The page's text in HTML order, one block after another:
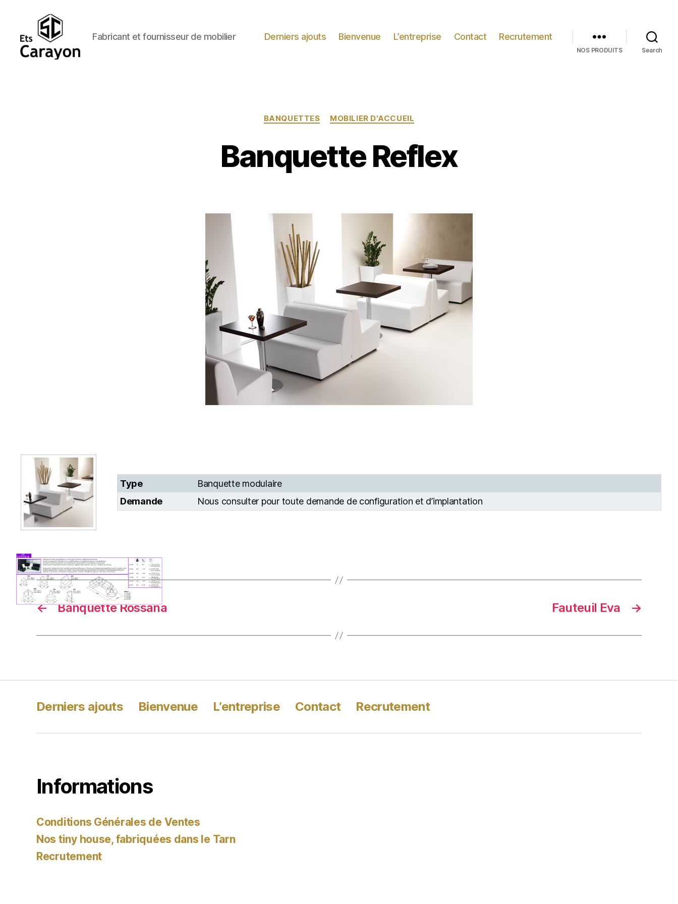
Fabricant et fournisseur de mobilier Derniers ajouts Bienvenue L’entreprise Contact Recrutement
NOS PRODUITS Search
Catégories
BANQUETTES MOBILIER D'ACCUEIL
Banquette Reflex
Type
Banquette modulaire
Demande
Nous consulter pour toute demande de configuration et d’implantation
← Banquette Rossana →
Fauteuil Eva
Derniers ajouts Bienvenue L’entreprise Contact Recrutement
Informations
Conditions Générales de Ventes
Nos tiny house, fabriquées dans le Tarn
Recrutement